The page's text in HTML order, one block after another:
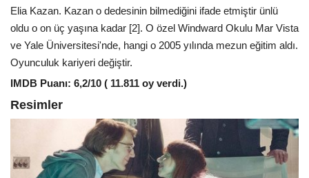
Elia Kazan. Kazan o dedesinin bilmediğini ifade etmiştir ünlü
oldu o on üç yaşına kadar [2]. O özel Windward Okulu Mar Vista
ve Yale Üniversitesi'nde, hangi o 2005 yılında mezun eğitim aldı.
Oyunculuk kariyeri değiştir.
IMDB Puanı: 6,2/10 ( ‎11.811 oy verdi.)
Resimler